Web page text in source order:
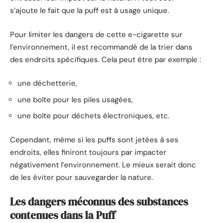
s’ajoute le fait que la puff est à usage unique.
Pour limiter les dangers de cette e-cigarette sur
l’environnement, il est recommandé de la trier dans
des endroits spécifiques. Cela peut être par exemple :
une déchetterie,
une boîte pour les piles usagées,
une boîte pour déchets électroniques, etc.
Cependant, même si les puffs sont jetées à ses
endroits, elles finiront toujours par impacter
négativement l’environnement. Le mieux serait donc
de les éviter pour sauvegarder la nature.
Les dangers méconnus des substances
contenues dans la Puff